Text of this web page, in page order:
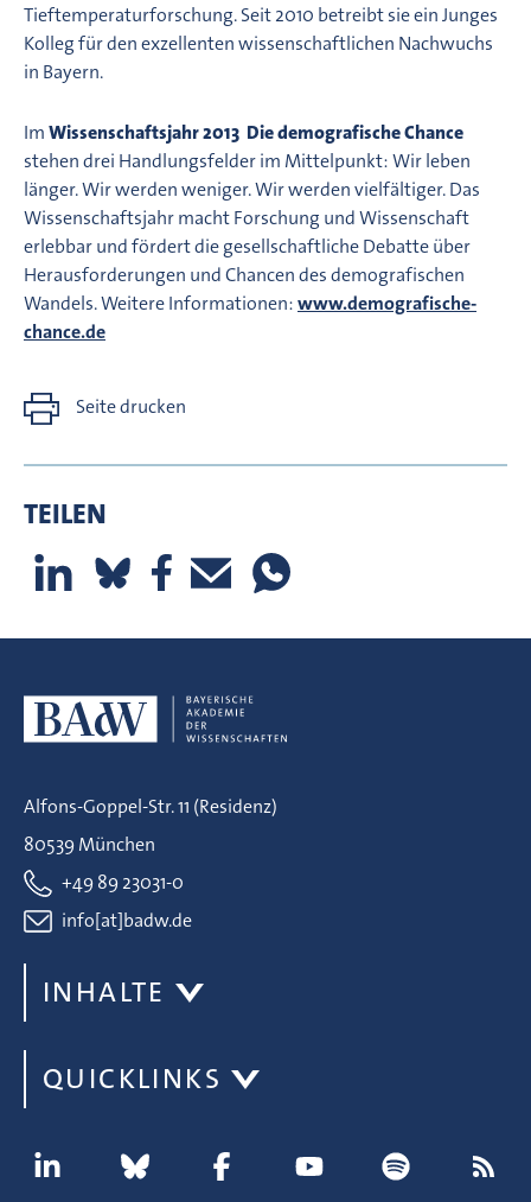
Tieftemperaturforschung. Seit 2010 betreibt sie ein Junges
Kolleg für den exzellenten wissenschaftlichen Nachwuchs
in Bayern.
ImWissenschaftsjahr 2013  Die demografische Chance
stehen drei Handlungsfelder im Mittelpunkt: Wir leben
länger. Wir werden weniger. Wir werden vielfältiger. Das
Wissenschaftsjahr macht Forschung und Wissenschaft
erlebbar und fördert die gesellschaftliche Debatte über
Herausforderungen und Chancen des demografischen
Wandels. Weitere Informationen:www.demografische-
chance.de
Seite drucken
TEILEN
Alfons-Goppel-Str. 11 (Residenz)
80539 München
+49 89 23031-0
info[at]badw.de
INHALTE
QUICKLINKS